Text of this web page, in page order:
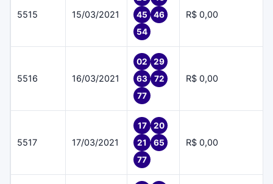
5515 15/03/2021
45
46
54
R$ 0,00
5516 16/03/2021
02
29
63
72
77
R$ 0,00
5517 17/03/2021
17
20
21
65
77
R$ 0,00